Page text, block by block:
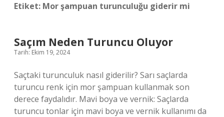
Etiket: Mor şampuan turunculuğu giderir mi
Saçım Neden Turuncu Oluyor
Tarih: Ekim 19, 2024
Saçtaki turunculuk nasıl giderilir? Sarı saçlarda
turuncu renk için mor şampuan kullanmak son
derece faydalıdır. Mavi boya ve vernik: Saçlarda
turuncu tonlar için mavi boya ve vernik kullanımı da